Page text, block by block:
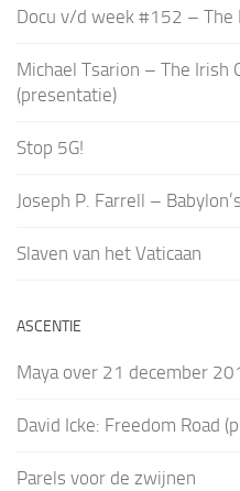
Docu v/d week #152 – The
Michael Tsarion – The Irish
(presentatie)
Stop 5G!
Joseph P. Farrell –
Slaven van het Vaticaan
ASCENTIE
Maya over 21 december
David Icke: Freedom Road
Parels voor de zwijnen